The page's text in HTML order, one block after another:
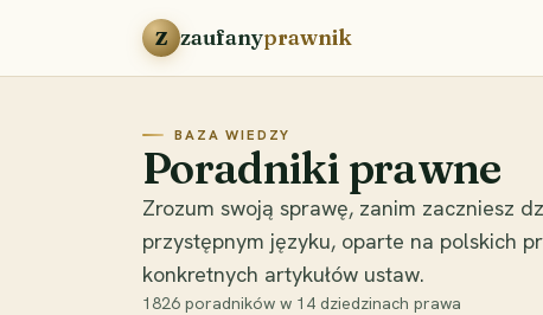
Przejdź do treści
Z zaufanyprawnik
BAZA WIEDZY
Poradniki prawne
Zrozum swoją sprawę, zanim zaczniesz
przystępnym języku, oparte na polskich
konkretnych artykułów ustaw.
1826 poradników w 14 dziedzinach prawa